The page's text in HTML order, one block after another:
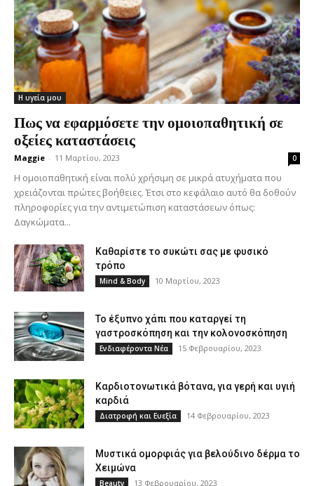
Η υγεία μου
Πως να εφαρμόσετε την ομοιοπαθητική σε
οξείες καταστάσεις
Maggie - 11 Μαρτίου, 2023 0
Η ομοιοπαθητική είναι πολύ χρήσιμη σε μικρά ατυχήματα που
χρειάζονται πρώτες βοήθειες. Έτσι στο κεφάλαιο αυτό θα δοθούν
πληροφορίες για την αντιμετώπιση καταστάσεων όπως:
Δαγκώματα...
Καθαρίστε το συκώτι σας με φυσικό
τρόπο
Mind & Body 10 Μαρτίου, 2023
Το έξυπνο χάπι που καταργεί τη
γαστροσκόπηση και την κολονοσκόπηση
Ενδιαφέροντα Νέα 15 Φεβρουαρίου, 2023
Καρδιοτονωτικά βότανα, για γερή και υγιή
καρδιά
Διατροφή και Ευεξία 14 Φεβρουαρίου, 2023
Μυστικά ομορφιάς για βελούδινο δέρμα το
Χειμώνα
Beauty 13 Φεβρουαρίου, 2023